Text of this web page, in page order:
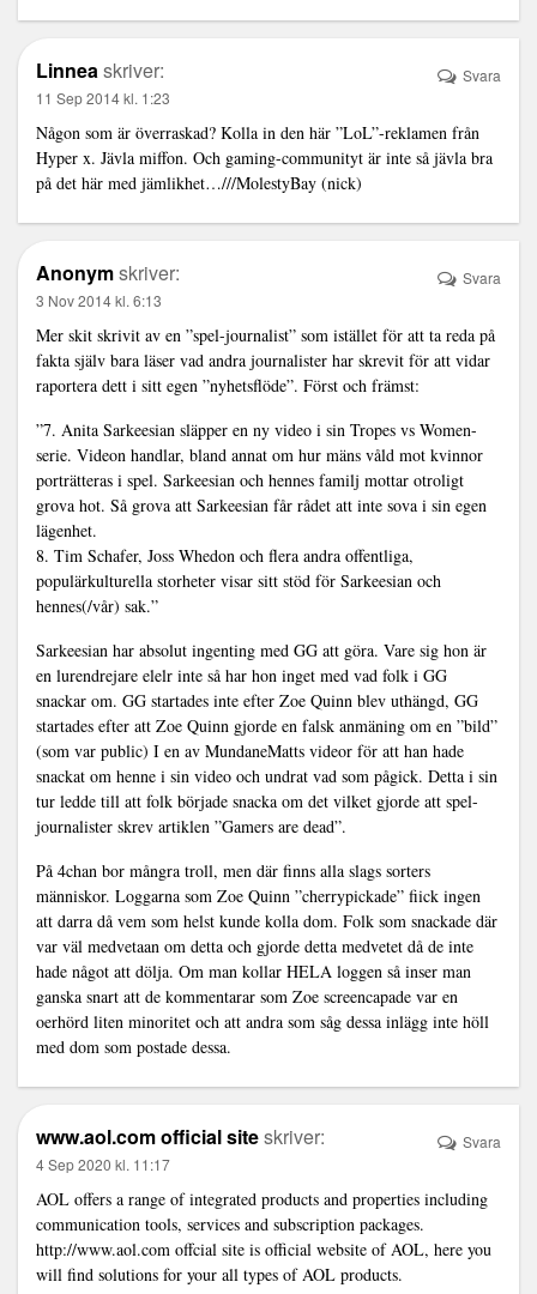
Linneaskriver:
11 Sep 2014 kl. 1:23
Någon som är överraskad? Kolla in den här ”LoL”-reklamen från
Hyper x. Jävla miffon. Och gaming-communityt är inte så jävla bra
på det här med jämlikhet…///MolestyBay (nick)
Svara
Anonymskriver:
3 Nov 2014 kl. 6:13
Mer skit skrivit av en ”spel-journalist” som istället för att ta reda på
fakta själv bara läser vad andra journalister har skrevit för att vidar
raportera dett i sitt egen ”nyhetsflöde”. Först och främst:
”7. Anita Sarkeesian släpper en ny video i sin Tropes vs Women-
serie. Videon handlar, bland annat om hur mäns våld mot kvinnor
porträtteras i spel. Sarkeesian och hennes familj mottar otroligt
grova hot. Så grova att Sarkeesian får rådet att inte sova i sin egen
lägenhet.
8. Tim Schafer, Joss Whedon och flera andra offentliga,
populärkulturella storheter visar sitt stöd för Sarkeesian och
hennes(/vår) sak.”
Sarkeesian har absolut ingenting med GG att göra. Vare sig hon är
en lurendrejare elelr inte så har hon inget med vad folk i GG
snackar om. GG startades inte efter Zoe Quinn blev uthängd, GG
startades efter att Zoe Quinn gjorde en falsk anmäning om en ”bild”
(som var public) I en av MundaneMatts videor för att han hade
snackat om henne i sin video och undrat vad som pågick. Detta i sin
tur ledde till att folk började snacka om det vilket gjorde att spel-
journalister skrev artiklen ”Gamers are dead”.
På 4chan bor mångra troll, men där finns alla slags sorters
människor. Loggarna som Zoe Quinn ”cherrypickade” fiick ingen
att darra då vem som helst kunde kolla dom. Folk som snackade där
var väl medvetaan om detta och gjorde detta medvetet då de inte
hade något att dölja. Om man kollar HELA loggen så inser man
ganska snart att de kommentarar som Zoe screencapade var en
oerhörd liten minoritet och att andra som såg dessa inlägg inte höll
med dom som postade dessa.
Svara
www.aol.com official siteskriver:
4 Sep 2020 kl. 11:17
AOL offers a range of integrated products and properties including
communication tools, services and subscription packages.
http://www.aol.com offcial site is official website of AOL, here you
will find solutions for your all types of AOL products.
Svara